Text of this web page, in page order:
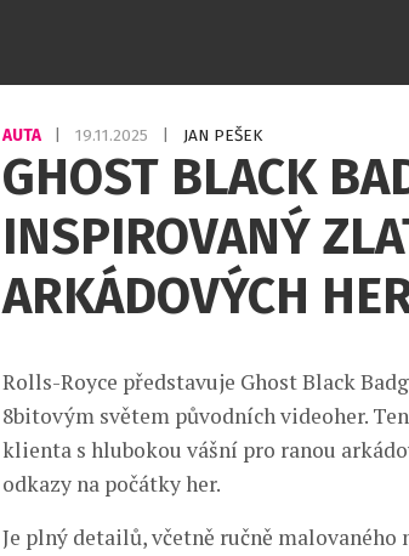
AUTA 19.11.2025 JAN PEŠEK
GHOST BLACK
INSPIROVANÝ
ARKÁDOVÝCH
Rolls-Royce představuje Ghost Black
8bitovým světem původních videoher.
klienta s hlubokou vášní pro ranou
odkazy na počátky her.
Je plný detailů, včetně ručně